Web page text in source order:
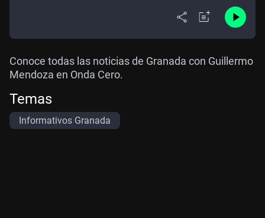
Conoce todas las noticias de Granada con Guillermo
Mendoza en Onda Cero.
Temas
Informativos Granada